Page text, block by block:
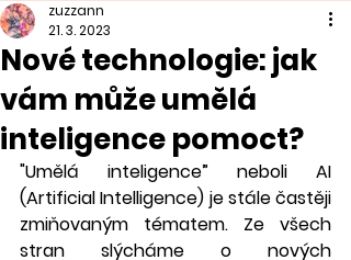
Nové technologie: jak
vám může umělá
inteligence pomoct?
zuzzann
21. 3. 2023
"Umělá inteligence” neboli AI
(Artificial Intelligence) je stále častěji
zmiňovaným tématem. Ze všech
stran slýcháme o nových